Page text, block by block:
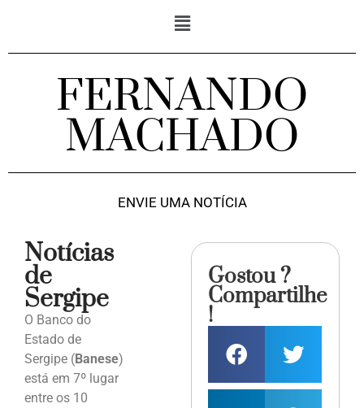
FERNANDO
MACHADO
ENVIE UMA NOTÍCIA
Notícias
de
Sergipe
O Banco do
Estado de
Sergipe (Banese)
está em 7º lugar
entre os 10
Gostou ?
Compartilhe
!